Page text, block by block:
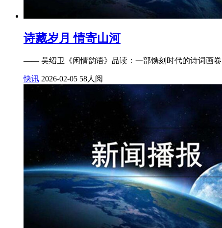
诗藏岁月 情寄山河
—— 吴绍卫《闲情韵语》品读：一部镌刻时代的诗词画卷
快讯 2026-02-05 58人阅